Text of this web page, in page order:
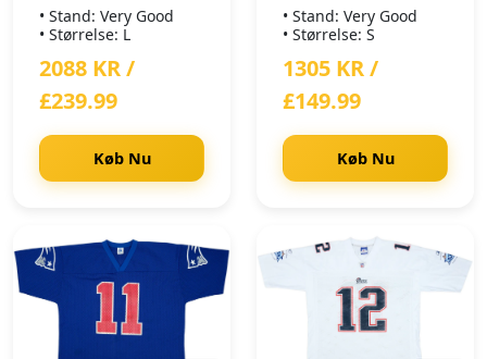
• Stand: Very Good
• Størrelse: L
2088 KR /
£239.99
Køb Nu
• Stand: Very Good
• Størrelse: S
1305 KR /
£149.99
Køb Nu